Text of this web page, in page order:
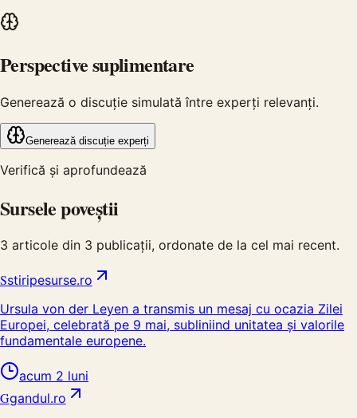
Perspective suplimentare
Generează o discuție simulată între experți relevanți.
Generează discuție experți
Verifică și aprofundează
Sursele poveștii
3 articole din 3 publicații, ordonate de la cel mai recent.
Sstiripesurse.ro
Ursula von der Leyen a transmis un mesaj cu ocazia Zilei
Europei, celebrată pe 9 mai, subliniind unitatea și valorile
fundamentale europene.
acum 2 luni
Ggandul.ro